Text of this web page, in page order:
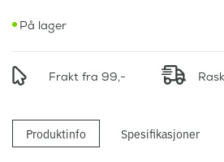
På lager
Frakt fra 99,-
Produktinfo Spesifikasjoner